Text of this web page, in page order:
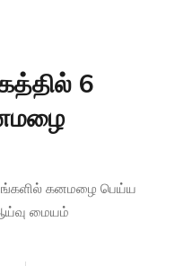
6
கனமழை பெய்ய
மையம்